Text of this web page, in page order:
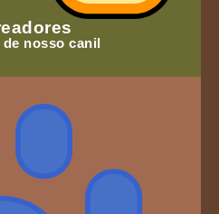
nosso canil